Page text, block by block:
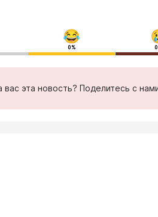
0%
эта новость? Поделитесь с